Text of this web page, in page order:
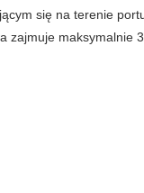
się na terenie
zajmuje maksymalnie